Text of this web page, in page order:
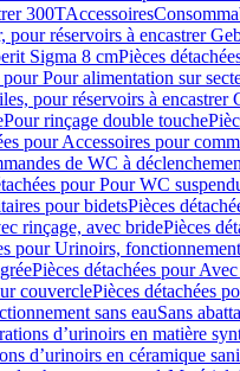
300TAccessoires
pour réservoirs à encastrer
Sigma 8 cmPièces
pour Pour alimentation sur
pour réservoirs à encastrer
Pour rinçage double touche
pour Accessoires pour
de WC à
pour Pour WC
pour bidetsPièces
rinçage, avec bridePièces
pour Urinoirs,
Pièces détachées pour
couverclePièces détachées
sans eauSans
d’urinoirs en matière
d’urinoirs en céramique